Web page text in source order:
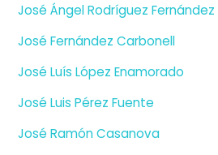
José Ángel Rodríguez Fernández
José Fernández Carbonell
José Luís López Enamorado
José Luis Pérez Fuente
José Ramón Casanova